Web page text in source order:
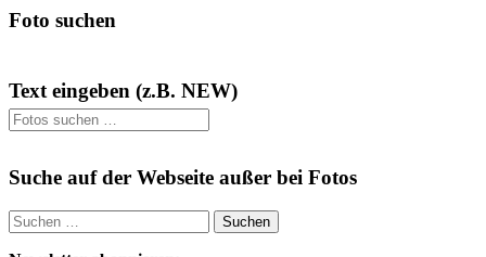
Foto suchen
Text eingeben (z.B. NEW)
Suche auf der Webseite außer bei Fotos
Suchen
nach: